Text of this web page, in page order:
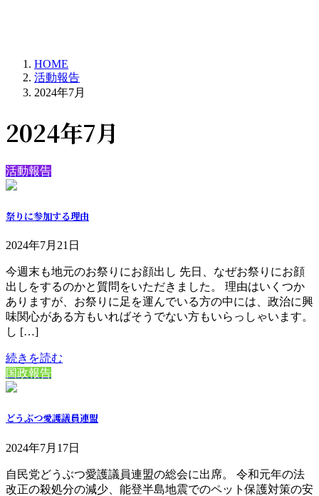
HOME
活動報告
2024年7月
2024年7月
活動報告
祭りに参加する理由
2024年7月21日
今週末も地元のお祭りにお顔出し 先日、なぜお祭りにお顔
出しをするのかと質問をいただきました。 理由はいくつか
ありますが、お祭りに足を運んでいる方の中には、政治に興
味関心がある方もいればそうでない方もいらっしゃいます。
し […]
続きを読む
国政報告
どうぶつ愛護議員連盟
2024年7月17日
自民党どうぶつ愛護議員連盟の総会に出席。 令和元年の法
改正の殺処分の減少、能登半島地震でのペット保護対策の安